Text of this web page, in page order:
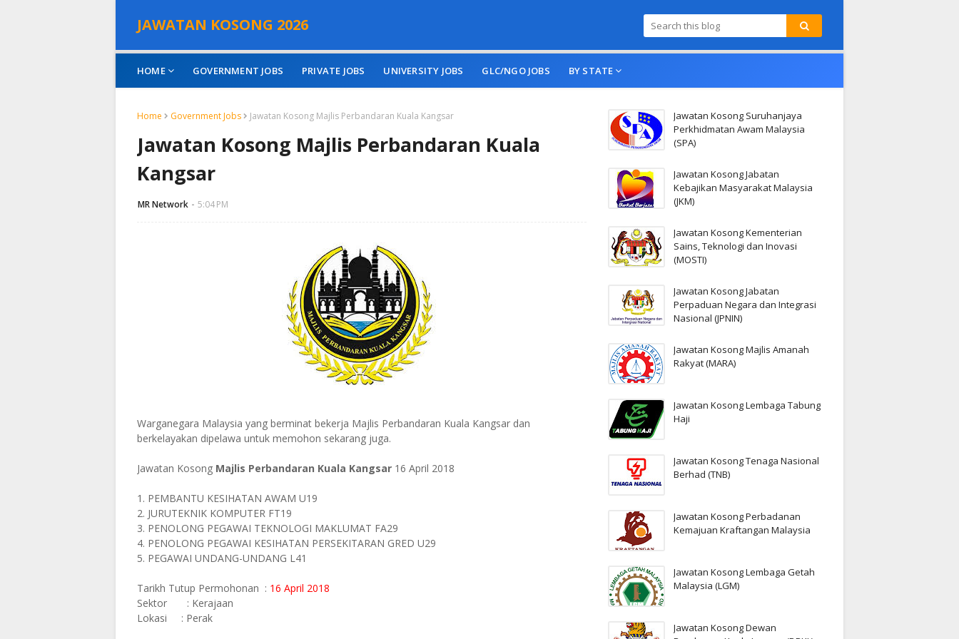
JAWATAN KOSONG 2026
HOME GOVERNMENT JOBS PRIVATE JOBS UNIVERSITY JOBS GLC/NGO JOBS BY STATE
Home Government Jobs Jawatan Kosong Majlis Perbandaran Kuala Kangsar
Jawatan Kosong Majlis Perbandaran Kuala
Kangsar
MR Network 5:04 PM
Warganegara Malaysia yang berminat bekerja Majlis Perbandaran Kuala Kangsar dan
berkelayakan dipelawa untuk memohon sekarang juga.
Jawatan Kosong Majlis Perbandaran Kuala Kangsar 16 April 2018
1. PEMBANTU KESIHATAN AWAM U19
2. JURUTEKNIK KOMPUTER FT19
3. PENOLONG PEGAWAI TEKNOLOGI MAKLUMAT FA29
4. PENOLONG PEGAWAI KESIHATAN PERSEKITARAN GRED U29
5. PEGAWAI UNDANG-UNDANG L41
Tarikh Tutup Permohonan : 16 April 2018
Sektor
: Kerajaan
Lokasi
: Perak
Jawatan Kosong Suruhanjaya
Perkhidmatan Awam Malaysia
(SPA)
Jawatan Kosong Jabatan
Kebajikan Masyarakat Malaysia
(JKM)
Jawatan Kosong Kementerian
Sains, Teknologi dan Inovasi
(MOSTI)
Jawatan Kosong Jabatan
Perpaduan Negara dan Integrasi
Nasional (JPNIN)
Jawatan Kosong Majlis Amanah
Rakyat (MARA)
Jawatan Kosong Lembaga Tabung
Haji
Jawatan Kosong Tenaga Nasional
Berhad (TNB)
Jawatan Kosong Perbadanan
Kemajuan Kraftangan Malaysia
Jawatan Kosong Lembaga Getah
Malaysia (LGM)
Jawatan Kosong Dewan